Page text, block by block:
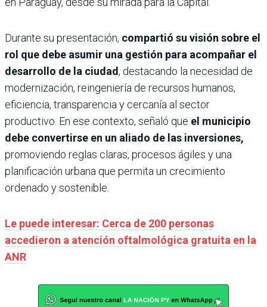
Durante su presentación, compartió su visión sobre el
rol que debe asumir una gestión para acompañar el
desarrollo de la ciudad, destacando la necesidad de
modernización, reingeniería de recursos humanos,
eficiencia, transparencia y cercanía al sector
productivo. En ese contexto, señaló que el municipio
debe convertirse en un aliado de las inversiones,
promoviendo reglas claras, procesos ágiles y una
planificación urbana que permita un crecimiento
ordenado y sostenible.
Le puede interesar: Cerca de 200 personas
accedieron a atención oftalmológica gratuita en la
ANR